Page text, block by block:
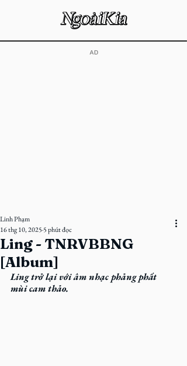
​AD
Ling - TNRVBBNG
[Album]
Linh Phạm
16 thg 10, 2025 5 phút đọc
Ling trở lại với âm nhạc phảng phất
mùi cam thảo.